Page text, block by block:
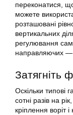
переконатися,
можете
розташовані
вертикальних
регулювання
направляючих —
Затягніть
Оскільки типові
сотні разів на
кріплення